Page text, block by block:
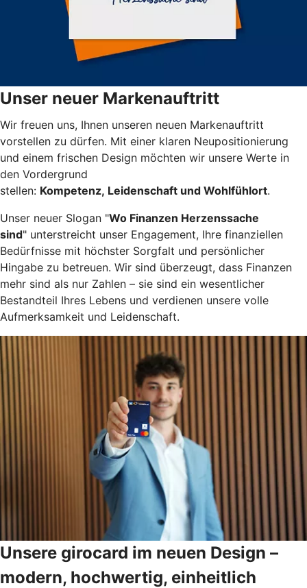
Unser neuer Markenauftritt
Wir freuen uns, Ihnen unseren neuen Markenauftritt
vorstellen zu dürfen. Mit einer klaren Neupositionierung
und einem frischen Design möchten wir unsere Werte in
den Vordergrund
stellen: Kompetenz, Leidenschaft und Wohlfühlort.
Unser neuer Slogan "Wo Finanzen Herzenssache
sind" unterstreicht unser Engagement, Ihre finanziellen
Bedürfnisse mit höchster Sorgfalt und persönlicher
Hingabe zu betreuen. Wir sind überzeugt, dass Finanzen
mehr sind als nur Zahlen – sie sind ein wesentlicher
Bestandteil Ihres Lebens und verdienen unsere volle
Aufmerksamkeit und Leidenschaft.
Unsere girocard im neuen Design –
modern, hochwertig, einheitlich